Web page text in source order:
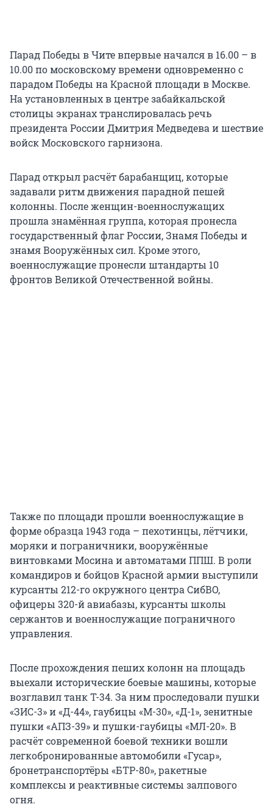
Парад Победы в Чите впервые начался в 16.00 – в
10.00 по московскому времени одновременно с
парадом Победы на Красной площади в Москве.
На установленных в центре забайкальской
столицы экранах транслировалась речь
президента России Дмитрия Медведева и шествие
войск Московского гарнизона.
Парад открыл расчёт барабанщиц, которые
задавали ритм движения парадной пешей
колонны. После женщин-военнослужащих
прошла знамённая группа, которая пронесла
государственный флаг России, Знамя Победы и
знамя Вооружённых сил. Кроме этого,
военнослужащие пронесли штандарты 10
фронтов Великой Отечественной войны.
Также по площади прошли военнослужащие в
форме образца 1943 года – пехотинцы, лётчики,
моряки и пограничники, вооружённые
винтовками Мосина и автоматами ППШ. В роли
командиров и бойцов Красной армии выступили
курсанты 212-го окружного центра СибВО,
офицеры 320-й авиабазы, курсанты школы
сержантов и военнослужащие пограничного
управления.
После прохождения пеших колонн на площадь
выехали исторические боевые машины, которые
возглавил танк Т-34. За ним проследовали пушки
«ЗИС-3» и «Д-44», гаубицы «М-30», «Д-1», зенитные
пушки «АПЗ-39» и пушки-гаубицы «МЛ-20». В
расчёт современной боевой техники вошли
легкобронированные автомобили «Гусар»,
бронетранспортёры «БТР-80», ракетные
комплексы и реактивные системы залпового
огня.